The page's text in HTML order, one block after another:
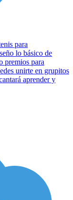
para
lo básico de
premios para
unirte en grupitos
aprender y